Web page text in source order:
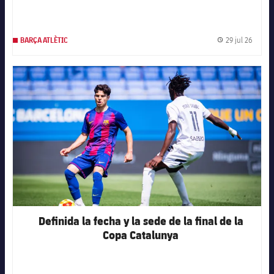
BARÇA ATLÈTIC Fecha
29 jul 26
FC Barcelona club badge
Definida la fecha y la sede de la final de la
Copa Catalunya